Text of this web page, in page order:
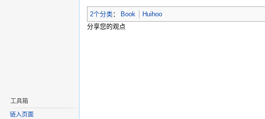
2个分类 ： Book
Huihoo
分享您的观点
工具箱
链入页面